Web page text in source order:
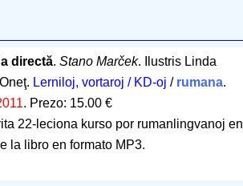
directă. Stano Marček. Ilustris Linda
Lerniloj, vortaroj / KD-oj / rumana.
. Prezo: 15.00 €
22-leciona kurso por rumanlingvanoj en
la libro en formato MP3.